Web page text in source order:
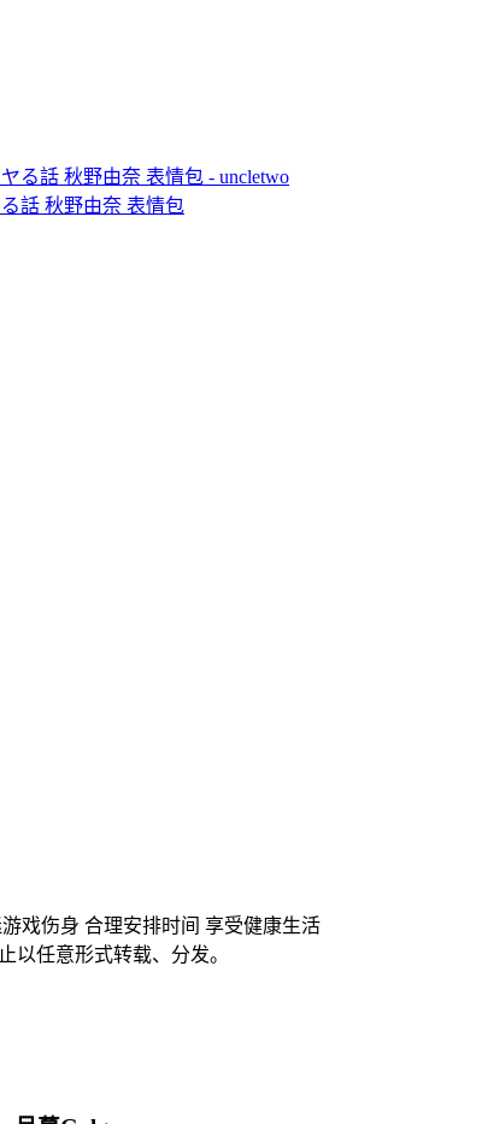
話 秋野由奈 表情包
戏伤身 合理安排时间 享受健康生活
以任意形式转载、分发。